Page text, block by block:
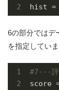
hist =
6の部分ではデ
を指定していま
#7---評
score